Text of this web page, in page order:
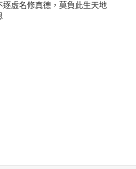
逐虛名修真德，莫負此生天地